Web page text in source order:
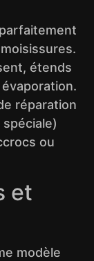
étends
évaporation.
réparation
ou
et
modèle